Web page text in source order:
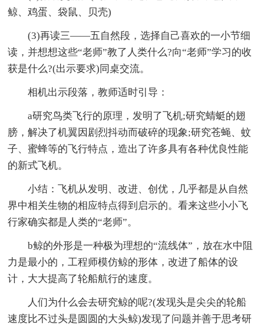
鲸、鸡蛋、袋鼠、贝壳)
(3)再读三——五自然段，选择自己喜欢的一小节细
读，并想想这些“老师”教了人类什么?向“老师”学习的收
获是什么?(出示要求)同桌交流。
相机出示段落，教师适时引导：
a研究鸟类飞行的原理，发明了飞机;研究蜻蜓的翅
膀，解决了机翼因剧烈抖动而破碎的现象;研究苍蝇、蚊
子、蜜蜂等的飞行特点，造出了许多具有各种优良性能
的新式飞机。
小结：飞机从发明、改进、创优，几乎都是从自然
界中相关生物的相应特点得到启示的。看来这些小小飞
行家确实都是人类的“老师”。
b鲸的外形是一种极为理想的“流线体”，放在水中阻
力是最小的，工程师模仿鲸的形体，改进了船体的设
计，大大提高了轮船航行的速度。
人们为什么会去研究鲸的呢?(发现头是尖尖的轮船
速度比不过头是圆圆的大头鲸)发现了问题并善于思考研